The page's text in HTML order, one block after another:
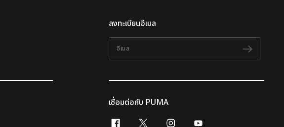
ลงทะเบียนอีเมล
อีเมล
ติดตาม
เชื่อมต่อกับ PUMA